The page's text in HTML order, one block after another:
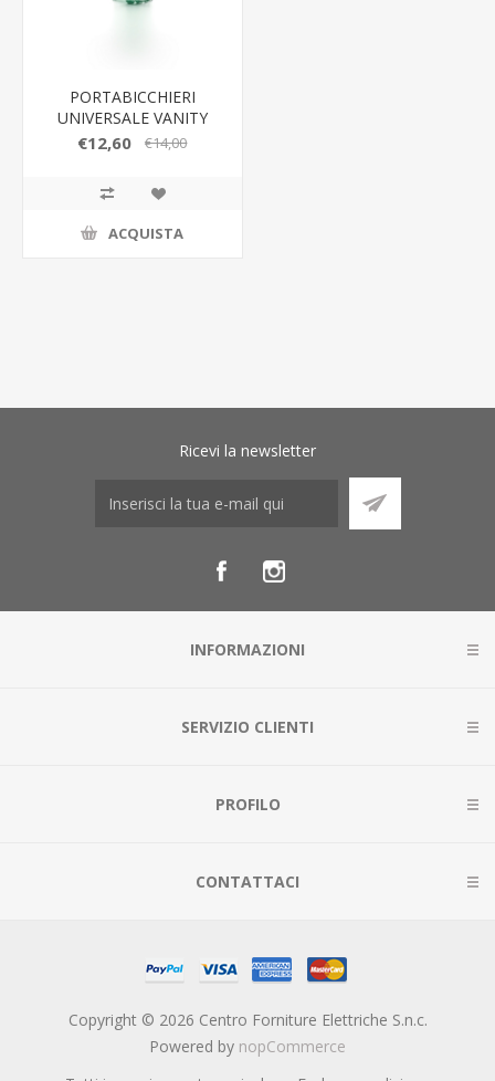
PORTABICCHIERI
UNIVERSALE VANITY
GUZZINI
€12,60 €14,00
ACQUISTA
Ricevi la newsletter
INFORMAZIONI
SERVIZIO CLIENTI
PROFILO
CONTATTACI
Copyright © 2026 Centro Forniture Elettriche S.n.c.
Powered by nopCommerce